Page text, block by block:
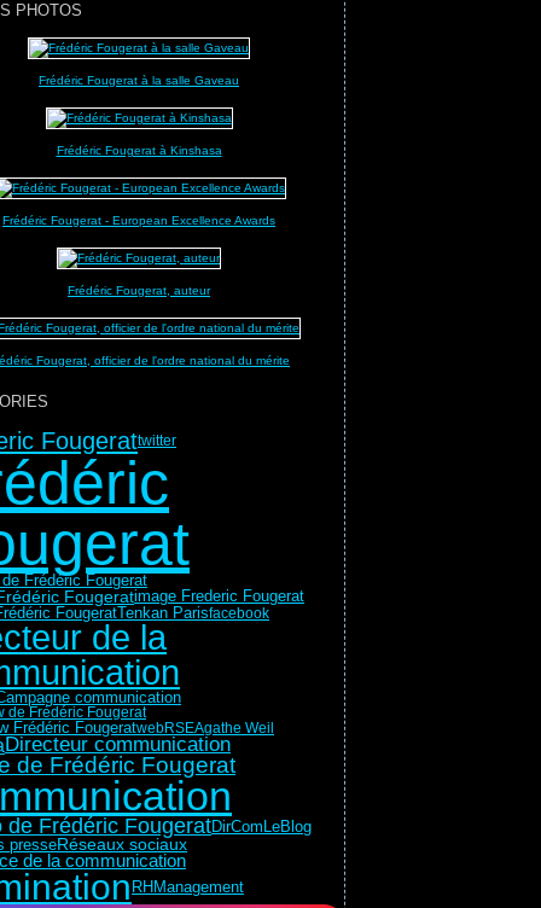
PHOTOS
Frédéric Fougerat à la salle Gaveau
Frédéric Fougerat à Kinshasa
Frédéric Fougerat - European Excellence Awards
Frédéric Fougerat, auteur
Fougerat, officier de l'ordre national du mérite
Fougerattwitter
Frédéric Fougerat
Fougeratimage Frederic Fougerat
FougeratTenkan Parisfacebook
de la
communication
de Frédéric Fougerat
Frédéric FougeratwebRSEAgathe Weil
Directeur communication
de Frédéric Fougerat
de Frédéric FougeratDirComLeBlog
presseRéseaux sociaux
de la communication
RHManagement